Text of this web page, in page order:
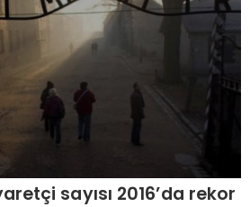
sayısı 2016’da rekor